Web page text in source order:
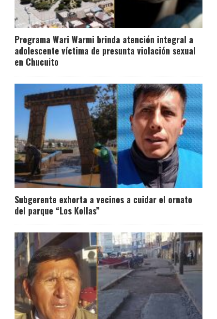
Programa Wari Warmi brinda atención integral a
adolescente víctima de presunta violación sexual
en Chucuito
Subgerente exhorta a vecinos a cuidar el ornato
del parque “Los Kollas”